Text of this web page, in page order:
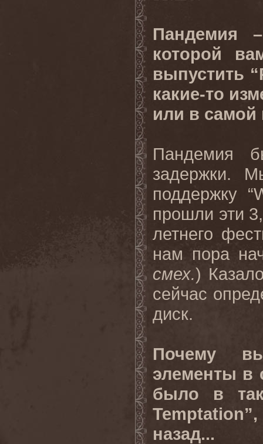
Пандемия
которой
выпустить
какие-то
или в самой
Пандемия
задержки.
поддержку
прошли эти
летнего
нам пора
смех.)
сейчас
диск.
Почему
элементы в
было в
назад...